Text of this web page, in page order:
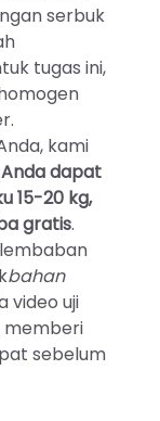
serbuk
tugas ini,
kami
Anda dapat
15-20 kg,
gratis.
bahan
video uji
memberi
sebelum